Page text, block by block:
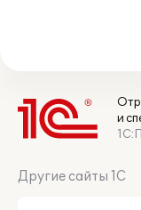
и
Другие сайты 1С